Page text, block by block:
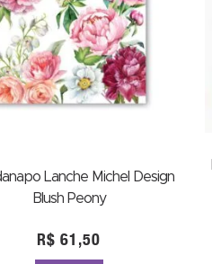
Lanche Michel Design
Blush Peony
R$ 61,50